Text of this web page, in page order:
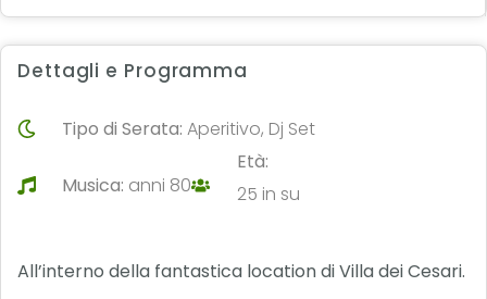
Dettagli e Programma
Tipo di Serata:Aperitivo, Dj Set
Musica: anni 80
Età:
25 in su
All’interno della fantastica location di Villa dei Cesari.